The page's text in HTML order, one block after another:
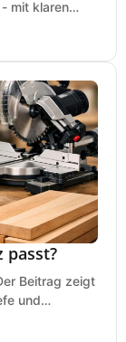
mit klaren
passt?
Beitrag zeigt
und